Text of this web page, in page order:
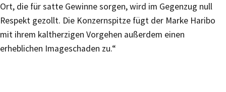
Ort, die für satte Gewinne sorgen, wird im Gegenzug null
Respekt gezollt. Die Konzernspitze fügt der Marke Haribo
mit ihrem kaltherzigen Vorgehen außerdem einen
erheblichen Imageschaden zu.“